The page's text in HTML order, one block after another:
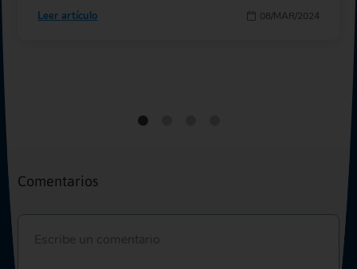
08/MAR/2024
Leer artículo
Comentarios